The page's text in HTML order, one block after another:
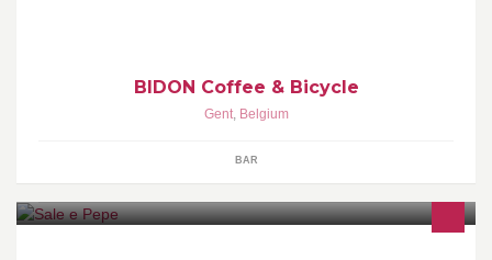
BIDON Coffee & Bicycle
Gent, Belgium
BAR